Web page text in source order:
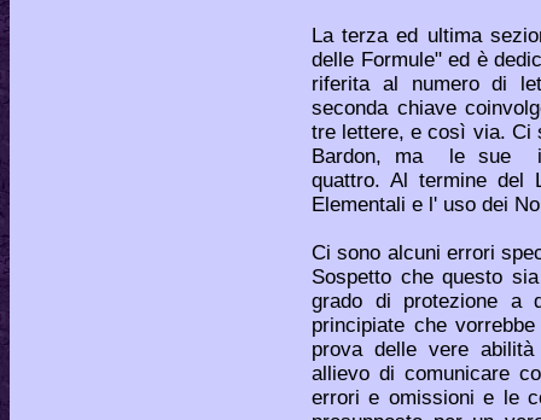
La terza ed ultima
delle Formule" ed è
riferita al numero di
seconda chiave
tre lettere, e così via. Ci
Bardon, ma le sue
quattro. Al termine del
Elementali e l' uso dei
Ci sono alcuni errori
Sospetto che questo
grado di protezione a
principiate che
prova delle vere
allievo di comunicare
errori e omissioni e le